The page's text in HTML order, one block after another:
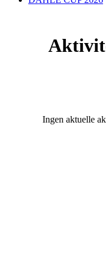
Ingen aktuelle